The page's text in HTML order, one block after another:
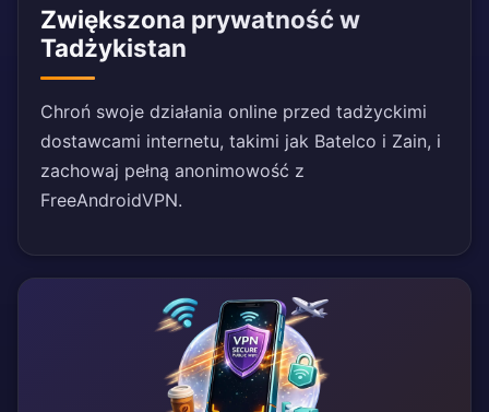
Zwiększona prywatność w
Tadżykistan
Chroń swoje działania online przed tadżyckimi
dostawcami internetu, takimi jak Batelco i Zain, i
zachowaj pełną anonimowość z
FreeAndroidVPN.